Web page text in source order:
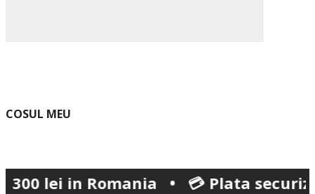
COSUL MEU
Romania • 💳 Plata securizată •